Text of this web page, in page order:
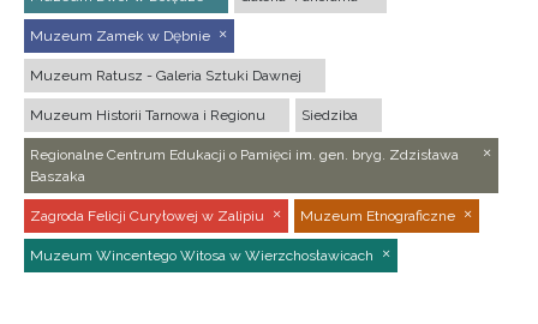
Muzeum Zamek w Dębnie
Muzeum Ratusz - Galeria Sztuki Dawnej
Muzeum Historii Tarnowa i Regionu Siedziba
Regionalne Centrum Edukacji o Pamięci im. gen. bryg. Zdzisława
Baszaka
Zagroda Felicji Curyłowej w Zalipiu Muzeum Etnograficzne
Muzeum Wincentego Witosa w Wierzchosławicach